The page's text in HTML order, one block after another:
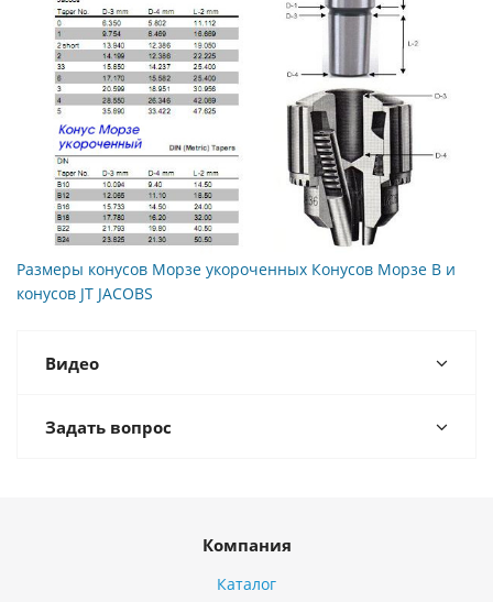
Размеры конусов Морзе укороченных Конусов Морзе B и
конусов JT JACOBS
Видео
Задать вопрос
Компания
Каталог